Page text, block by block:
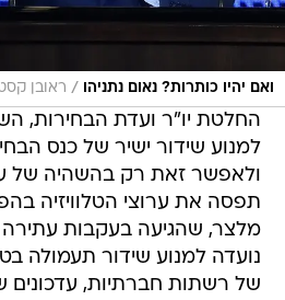
ואם יהיו כותרות? נאום נתניהו / ראובן
החלטת יו"ר ועדת הבחירות,
למנוע שידור ישיר של כנס
ולאפשר זאת רק בהשהיה של
תפסה את ערוצי הטלוויזיה
מלצר, שהגיעה בעקבות
נועדה למנוע שידור תעמולה
של רשתות חברתיות, עדכונים